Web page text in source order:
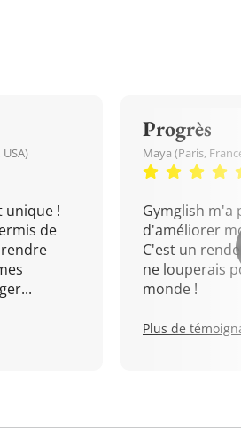
unique !
de
Progrès
Maya (Paris,
Gymglish m'a
d'améliorer
C'est un
ne louperais
monde !
Plus de